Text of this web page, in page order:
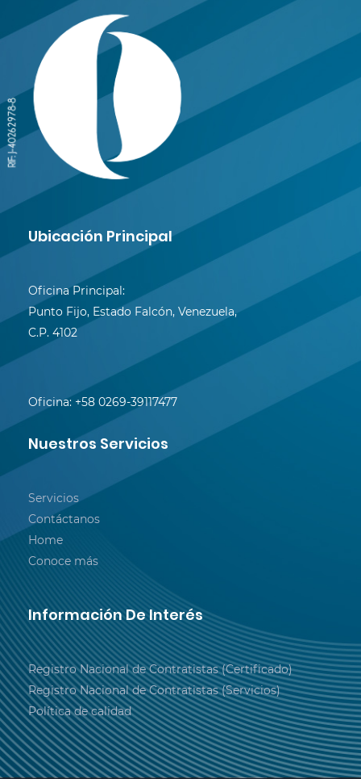
Ubicación Principal
Oficina Principal:
Punto Fijo, Estado Falcón, Venezuela,
C.P. 4102
Oficina: +58 0269-39117477
Nuestros Servicios
Servicios
Contáctanos
Home
Conoce más
Información De Interés
Registro Nacional de Contratistas (Certificado)
Registro Nacional de Contratistas (Servicios)
Política de calidad